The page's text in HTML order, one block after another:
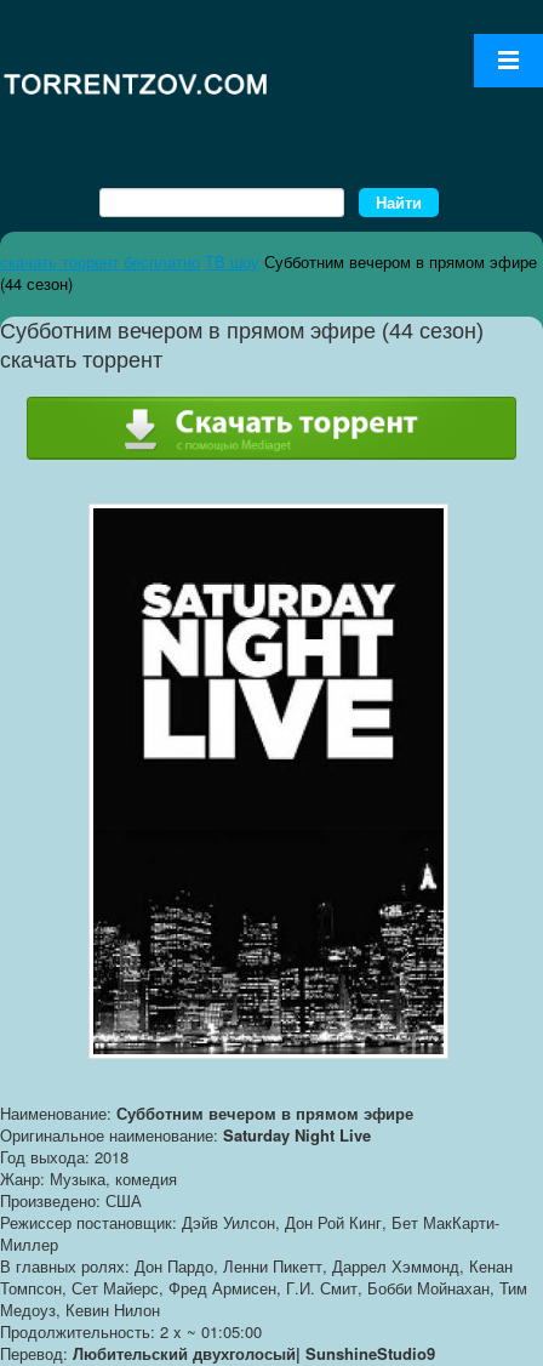
скачать торрент бесплатно ТВ шоу Субботним вечером в прямом эфире
(44 сезон)
Субботним вечером в прямом эфире (44 сезон)
скачать торрент
Наименование: Субботним вечером в прямом эфире
Оригинальное наименование: Saturday Night Live
Год выхода: 2018
Жанр: Музыка, комедия
Произведено: США
Режиссер постановщик: Дэйв Уилсон, Дон Рой Кинг, Бет МакКарти-
Миллер
В главных ролях: Дон Пардо, Ленни Пикетт, Даррел Хэммонд, Кенан
Томпсон, Сет Майерс, Фред Армисен, Г.И. Смит, Бобби Мойнахан, Тим
Медоуз, Кевин Нилон
Продолжительность: 2 x ~ 01:05:00
Перевод: Любительский двухголосый| SunshineStudio9